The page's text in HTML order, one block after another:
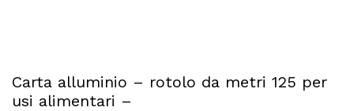
Carta alluminio – rotolo da metri 125 per
usi alimentari –